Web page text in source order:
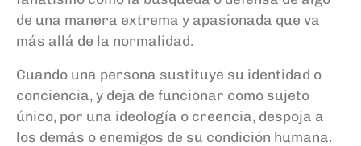
de una manera extrema y apasionada que va
más allá de la normalidad.
Cuando una persona sustituye su identidad o
conciencia, y deja de funcionar como sujeto
único, por una ideología o creencia, despoja a
los demás o enemigos de su condición humana.